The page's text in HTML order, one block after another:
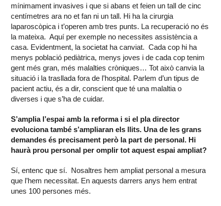
mínimament invasives i que si abans et feien un tall de cinc
centímetres ara no et fan ni un tall. Hi ha la cirurgia
laparoscòpica i t’operen amb tres punts. La recuperació no és
la mateixa. Aquí per exemple no necessites assistència a
casa. Evidentment, la societat ha canviat. Cada cop hi ha
menys població pediàtrica, menys joves i de cada cop tenim
gent més gran, més malalties cròniques… Tot això canvia la
situació i la trasllada fora de l’hospital. Parlem d’un tipus de
pacient actiu, és a dir, conscient que té una malaltia o
diverses i que s’ha de cuidar.
S’amplia l’espai amb la reforma i si el pla director
evoluciona també s’ampliaran els llits. Una de les grans
demandes és precisament però la part de personal. Hi
haurà prou personal per omplir tot aquest espai ampliat?
Sí, entenc que sí. Nosaltres hem ampliat personal a mesura
que l’hem necessitat. En aquests darrers anys hem entrat
unes 100 persones més.